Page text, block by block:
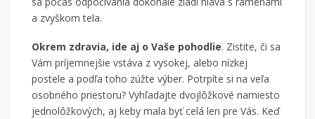
a zvyškom tela.
Okrem zdravia, ide aj o Vaše pohodlie. Zistite, či sa
Vám príjemnejšie vstáva z vysokej, alebo nízkej
postele a podľa toho zúžte výber. Potrpíte si na veľa
osobného priestoru? Vyhľadajte dvojlôžkové namiesto
jednolôžkových, aj keby mala byť celá len pre Vás. Keď